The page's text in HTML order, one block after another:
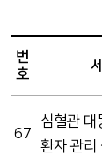
번
호
67
심혈관 대
환자 관리